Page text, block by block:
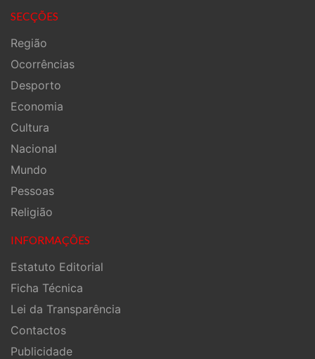
SECÇÕES
Região
Ocorrências
Desporto
Economia
Cultura
Nacional
Mundo
Pessoas
Religião
INFORMAÇÕES
Estatuto Editorial
Ficha Técnica
Lei da Transparência
Contactos
Publicidade